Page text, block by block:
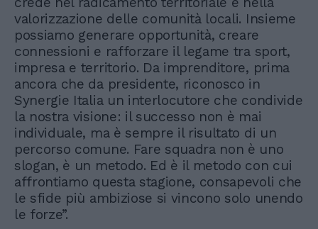
valorizzazione delle comunità locali. Insieme
possiamo generare opportunità, creare
connessioni e rafforzare il legame tra sport,
impresa e territorio. Da imprenditore, prima
ancora che da presidente, riconosco in
Synergie Italia un interlocutore che condivide
la nostra visione: il successo non è mai
individuale, ma è sempre il risultato di un
percorso comune. Fare squadra non è uno
slogan, è un metodo. Ed è il metodo con cui
affrontiamo questa stagione, consapevoli che
le sfide più ambiziose si vincono solo unendo
le forze”.